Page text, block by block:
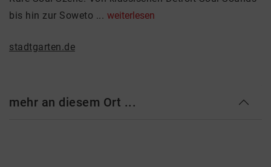
bis hin zur Soweto ... weiterlesen
stadtgarten.de
mehr an diesem Ort ...